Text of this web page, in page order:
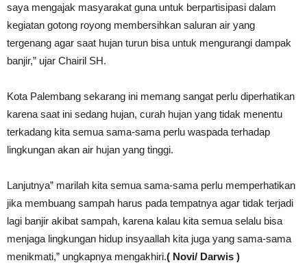
saya mengajak masyarakat guna untuk berpartisipasi dalam
kegiatan gotong royong membersihkan saluran air yang
tergenang agar saat hujan turun bisa untuk mengurangi dampak
banjir,” ujar Chairil SH.
Kota Palembang sekarang ini memang sangat perlu diperhatikan
karena saat ini sedang hujan, curah hujan yang tidak menentu
terkadang kita semua sama-sama perlu waspada terhadap
lingkungan akan air hujan yang tinggi.
Lanjutnya” marilah kita semua sama-sama perlu memperhatikan
jika membuang sampah harus pada tempatnya agar tidak terjadi
lagi banjir akibat sampah, karena kalau kita semua selalu bisa
menjaga lingkungan hidup insyaallah kita juga yang sama-sama
menikmati,” ungkapnya mengakhiri.( Novi/ Darwis )